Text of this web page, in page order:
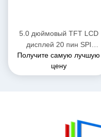
5.0 дюймовый TFT LCD
дисплей 20 пин SPI
интерфейс 800*480 LT7381
Дисплей серийного порта
Получите самую лучшую
цену